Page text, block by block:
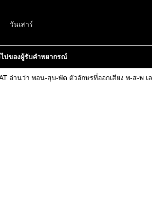
วันเสาร์
ปของผู้รับคำพยากรณ์
อ่านว่า พอน-สุบ-พัด ตัวอักษรที่ออกเสียง พ-ส-พ